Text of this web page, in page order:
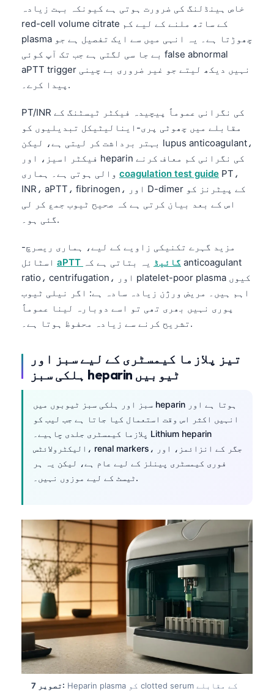
خاص ہینڈلنگ کی ضرورت ہوتی ہے کیونکہ بہت زیادہ
red-cell volume citrate کے ساتھ ملنے کے لیے کم
plasma چھوڑتا ہے۔ یہ انہی میں سے ایک تفصیل ہے جو
بے جا سی لگتی ہے جب تک آپ کوئی false abnormal
aPTT trigger نہیں دیکھ لیتے جو غیر ضروری بے چینی
پیدا کرے۔.
PT/INR کی نگرانی عموماً پیچیدہ فیکٹر ٹیسٹنگ کے
مقابلے میں چھوٹی پری-اینالیٹیکل تبدیلیوں کو
بہتر برداشت کر لیتی ہے، لیکن lupus anticoagulant،
فیکٹر اسیز، اور heparin کی نگرانی کم معاف کرنے
coagulation test guide PT،
INR، aPTT، fibrinogen، اور D-dimer کے پیٹرنز کو
اس کے بعد بیان کرتی ہے کہ صحیح ٹیوب جمع کر لی
گئی ہو۔.
مزید گہرے تکنیکی زاویے کے لیے، ہماری ریسرچ-
aPTT گائیڈ یہ بتاتی ہے کہ anticoagulant
ratio، centrifugation، اور platelet-poor plasma کیوں
اہم ہیں۔ مریض ورژن زیادہ سادہ ہے: اگر نیلی ٹیوب
پوری نہیں بھری تھی تو اسے دوبارہ لینا عموماً
تشریح کرنے سے زیادہ محفوظ ہوتا ہے۔.
تیز پلازما کیمسٹری کے لیے سبز اور
ہلکی سبز heparin ٹیوبیں
سبز اور ہلکی سبز ٹیوبوں میں heparin ہوتا ہے اور
انہیں اکثر اس وقت استعمال کیا جاتا ہے جب لیب کو
پلازما کیمسٹری جلدی چاہیے۔ Lithium heparin
الیکٹرولائٹس، renal markers، جگر کے انزائمز، اور
فوری کیمسٹری پینلز کے لیے عام ہے، لیکن یہ ہر
ٹیسٹ کے لیے موزوں نہیں۔.
تصویر 7: Heparin plasma کو clotted serum کے مقابلےქართული
Русский
Lietuvių kalba
Polski
한국어
Slovenščina
Magyar
Shqip
বাংলা
తెలుగు
ગુજરાતી
ಕನ್ನಡ
Bahasa Melayu
Tiếng Việt
ဗမာစာ
ភាសាខ្មែរ
Kiswahili
Українська
O‘zbekcha
Català
Қазақ тілі
Suomi
Hrvatski
پښتو
سنڌي
සිංහල